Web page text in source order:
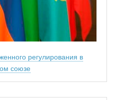
регулирования в
союзе